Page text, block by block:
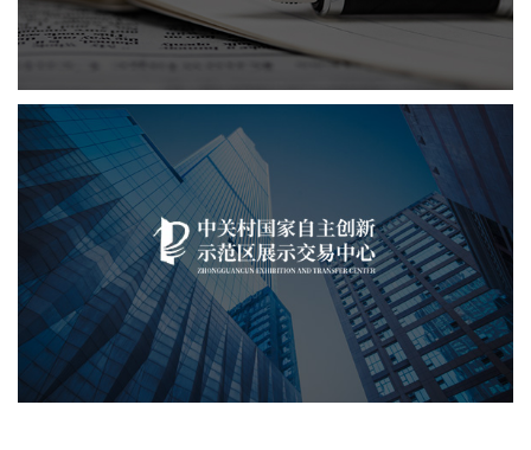
系统开发
业务系统
中关村国家自主展示中心
文化艺术 展示中心 智慧展馆 展馆网站建设